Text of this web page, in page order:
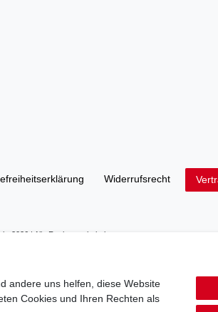
Widerrufs­recht
2026 | Alle Rechte vorbehalten.
andere uns helfen, diese Website
Cookies und Ihren Rechten als